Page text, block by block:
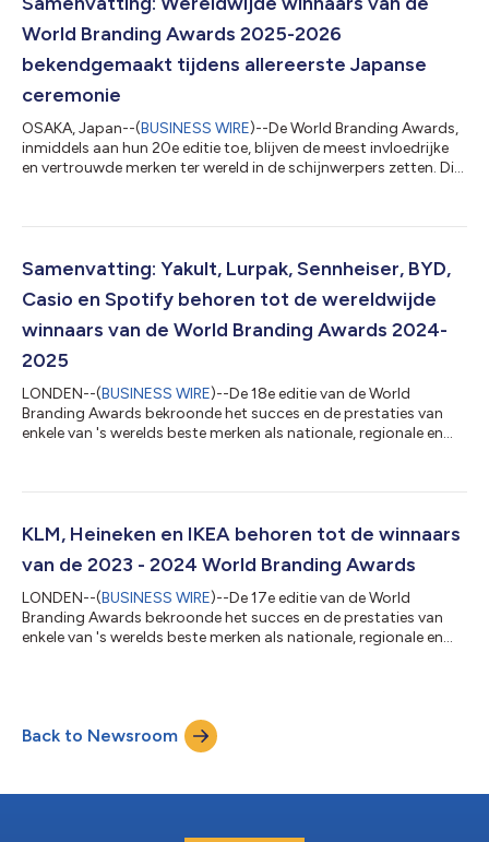
World Branding Awards 2025-2026
bekendgemaakt tijdens allereerste Japanse
ceremonie
OSAKA, Japan--(BUSINESS WIRE)--De World Branding Awards,
inmiddels aan hun 20e editie toe, blijven de meest invloedrijke
en vertrouwde merken ter wereld in de schijnwerpers zetten. Dit
winnaars op mondiaal, regionaal en nationaal niveau. De World
plaats en bracht de wereldwijde aanwezigheid naar het Osaka
Samenvatting: Yakult, Lurpak, Sennheiser, BYD,
Casio en Spotify behoren tot de wereldwijde
winnaars van de World Branding Awards 2024-
2025
LONDEN--(BUSINESS WIRE)--De 18e editie van de World
Branding Awards bekroonde het succes en de prestaties van
enkele van 's werelds beste merken als nationale, regionale en
genomineerd als "Merk van het Jaar". Daarvan werden er minder
vond plaats in de Tower of London, Verenigd Koninkrijk. Deze
KLM, Heineken en IKEA behoren tot de winnaars
van de 2023 - 2024 World Branding Awards
LONDEN--(BUSINESS WIRE)--De 17e editie van de World
Branding Awards bekroonde het succes en de prestaties van
enkele van 's werelds beste merken als nationale, regionale en
dan 200 tot winnaar uitgeroepen. De officiële prijsuitreiking
vond plaats in Kensington Palace in het Verenigd Koninkrijk.
Meer dan 100 gasten ui...
Back to Newsroom